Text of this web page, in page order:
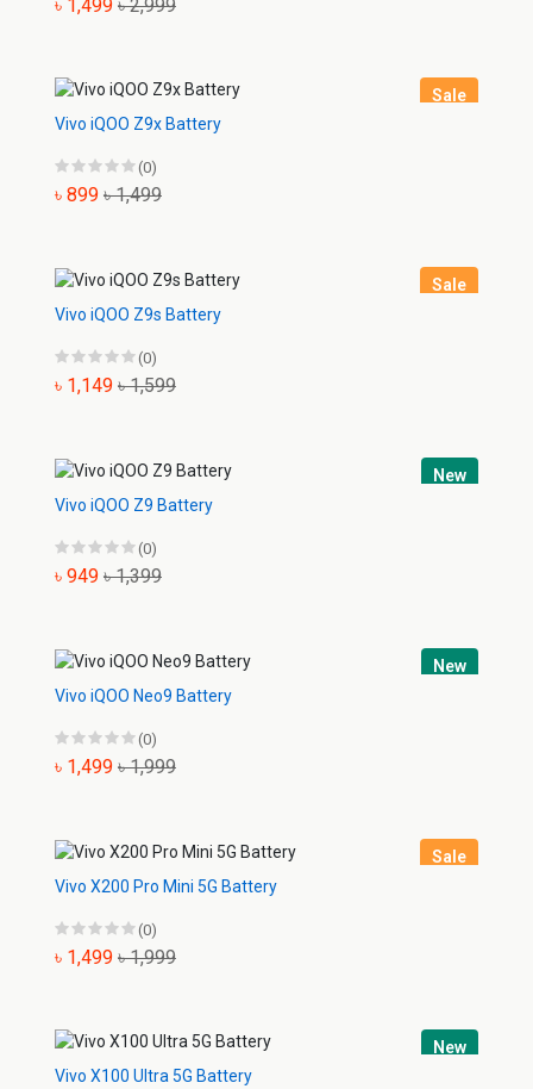
৳ 1,499 ৳ 2,999
Sale
Vivo iQOO Z9x Battery
(0)
৳ 899 ৳ 1,499
Sale
Vivo iQOO Z9s Battery
(0)
৳ 1,149 ৳ 1,599
New
Vivo iQOO Z9 Battery
(0)
৳ 949 ৳ 1,399
New
Vivo iQOO Neo9 Battery
(0)
৳ 1,499 ৳ 1,999
Sale
Vivo X200 Pro Mini 5G Battery
(0)
৳ 1,499 ৳ 1,999
New
Vivo X100 Ultra 5G Battery